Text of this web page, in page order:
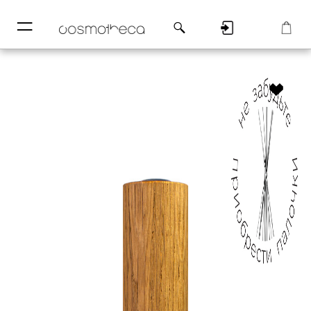
─
─ РегистрацияКорзина